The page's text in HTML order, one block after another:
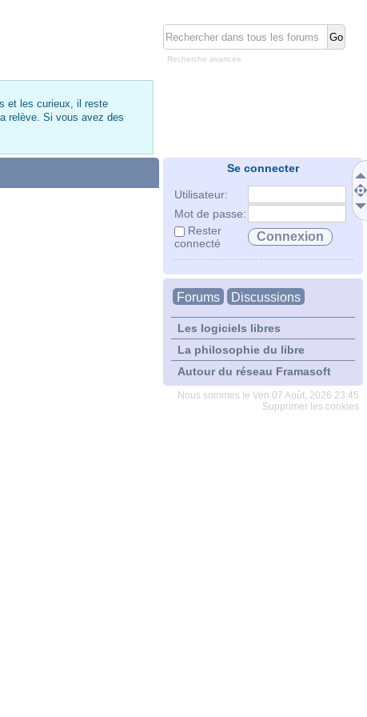
Recherche avancée
et les curieux, il reste
relève. Si vous avez des
Se connecter
Utilisateur:
Mot de passe:
Rester
connecté
Forums Discussions
Les logiciels libres
La philosophie du libre
Autour du réseau Framasoft
Nous sommes le Ven 07 Août, 2026 23:45
Supprimer les cookies